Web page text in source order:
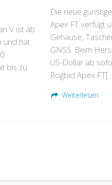
V ist ab
und hat
bis zu
Die neue
Apex FT verfügt
Gehäuse,
GNSS. Beim
US-Dollar ab
Rogbid Apex
Weiterlesen